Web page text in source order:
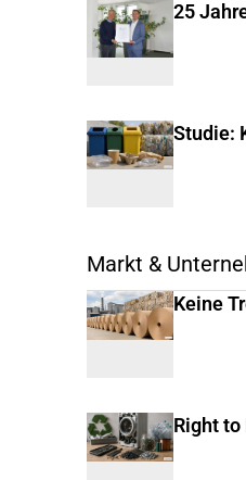
25
Studie:
Markt &
Keine
Right